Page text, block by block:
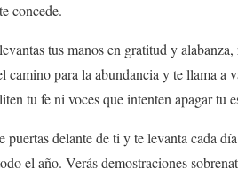
concede.
tus manos en gratitud y
camino para la abundancia y te llama a
tu fe ni voces que intenten apagar tu
puertas delante de ti y te levanta cada
el año. Verás demostraciones